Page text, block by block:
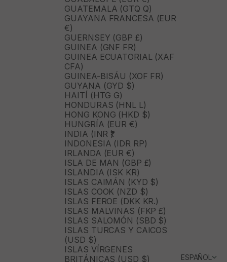
GUATEMALA (GTQ Q)
GUAYANA FRANCESA (EUR
€)
GUERNSEY (GBP £)
GUINEA (GNF FR)
GUINEA ECUATORIAL (XAF
CFA)
GUINEA-BISÁU (XOF FR)
GUYANA (GYD $)
HAITÍ (HTG G)
HONDURAS (HNL L)
HONG KONG (HKD $)
HUNGRÍA (EUR €)
INDIA (INR ₹)
INDONESIA (IDR RP)
IRLANDA (EUR €)
ISLA DE MAN (GBP £)
ISLANDIA (ISK KR)
ISLAS CAIMÁN (KYD $)
ISLAS COOK (NZD $)
ISLAS FEROE (DKK KR.)
ISLAS MALVINAS (FKP £)
ISLAS SALOMÓN (SBD $)
ISLAS TURCAS Y CAICOS
(USD $)
ISLAS VÍRGENES
BRITÁNICAS (USD $)
ESPAÑOL